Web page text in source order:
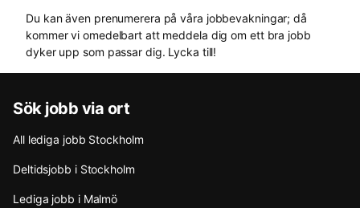
Du kan även prenumerera på våra jobbevakningar; då
kommer vi omedelbart att meddela dig om ett bra jobb
dyker upp som passar dig. Lycka till!
Sök jobb via ort
All lediga jobb Stockholm
Deltidsjobb i Stockholm
Lediga jobb i Malmö